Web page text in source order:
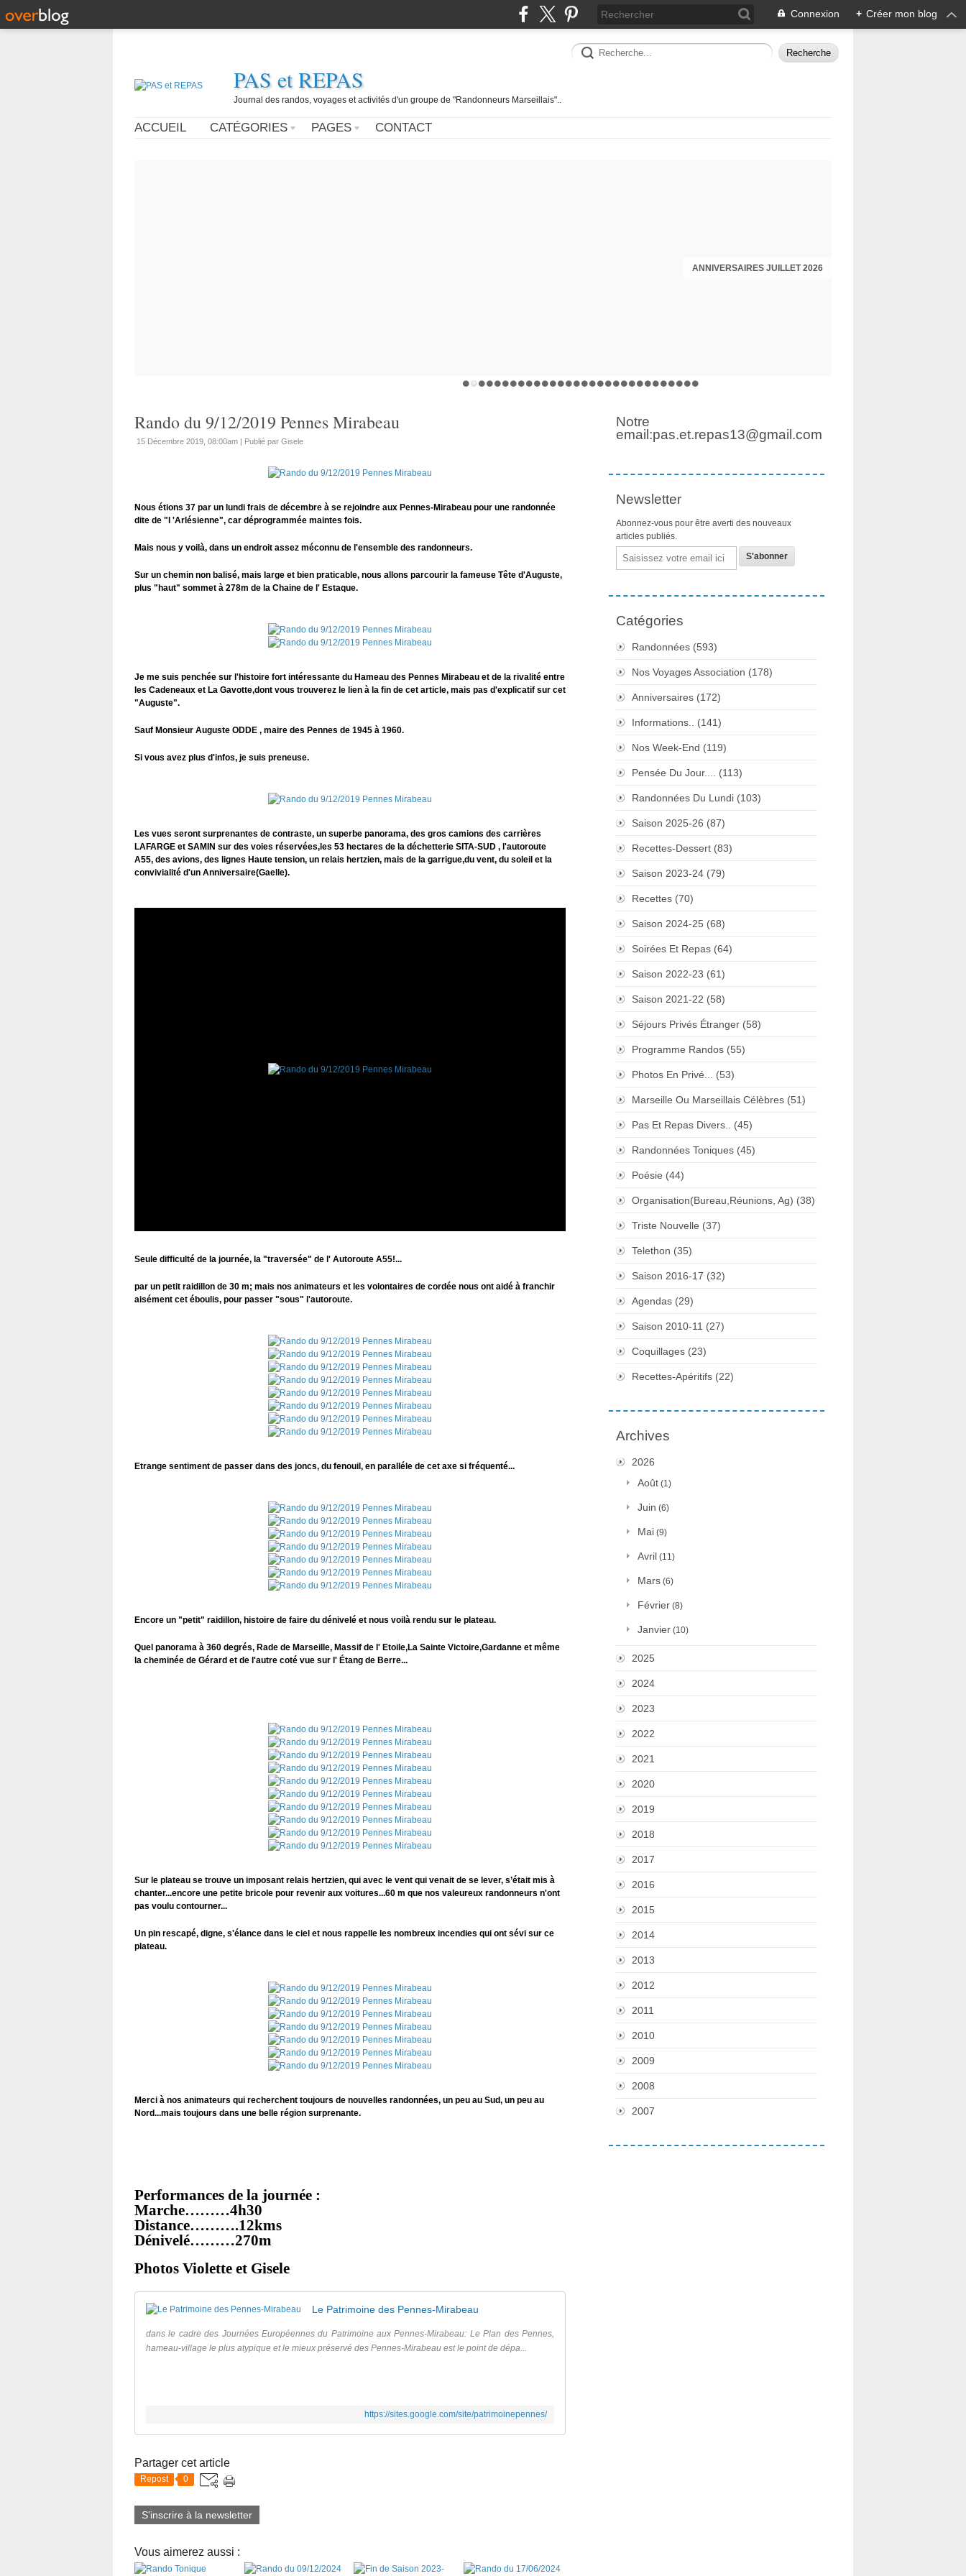
Connexion + Créer mon blog
PAS et REPAS
Journal des randos, voyages et activités d'un groupe de "Randonneurs Marseillais"..
ACCUEIL CATÉGORIES PAGES CONTACT
ANNIVERSAIRES JUILLET 2026
Rando du 9/12/2019 Pennes Mirabeau
15 Décembre 2019, 08:00am | Publié par Gisele
Nous étions 37 par un lundi frais de décembre à se rejoindre aux Pennes-Mirabeau pour une randonnée
dite de "l 'Arlésienne", car déprogrammée maintes fois.
Mais nous y voilà, dans un endroit assez méconnu de l'ensemble des randonneurs.
Sur un chemin non balisé, mais large et bien praticable, nous allons parcourir la fameuse Tête d'Auguste,
plus "haut" sommet à 278m de la Chaine de l' Estaque.
Je me suis penchée sur l'histoire fort intéressante du Hameau des Pennes Mirabeau et de la rivalité entre
les Cadeneaux et La Gavotte,dont vous trouverez le lien à la fin de cet article, mais pas d'explicatif sur cet
"Auguste".
Sauf Monsieur Auguste ODDE , maire des Pennes de 1945 à 1960.
Si vous avez plus d'infos, je suis preneuse.
Les vues seront surprenantes de contraste, un superbe panorama, des gros camions des carrières
LAFARGE et SAMIN sur des voies réservées,les 53 hectares de la déchetterie SITA-SUD , l'autoroute
A55, des avions, des lignes Haute tension, un relais hertzien, mais de la garrigue,du vent, du soleil et la
convivialité d'un Anniversaire(Gaelle).
Seule difficulté de la journée, la "traversée" de l' Autoroute A55!...
par un petit raidillon de 30 m; mais nos animateurs et les volontaires de cordée nous ont aidé à franchir
aisément cet éboulis, pour passer "sous" l'autoroute.
Etrange sentiment de passer dans des joncs, du fenouil, en paralléle de cet axe si fréquenté...
Encore un "petit" raidillon, histoire de faire du dénivelé et nous voilà rendu sur le plateau.
Quel panorama à 360 degrés, Rade de Marseille, Massif de l' Etoile,La Sainte Victoire,Gardanne et même
la cheminée de Gérard et de l'autre coté vue sur l' Étang de Berre...
Sur le plateau se trouve un imposant relais hertzien, qui avec le vent qui venait de se lever, s’était mis à
chanter...encore une petite bricole pour revenir aux voitures...60 m que nos valeureux randonneurs n'ont
pas voulu contourner...
Un pin rescapé, digne, s'élance dans le ciel et nous rappelle les nombreux incendies qui ont sévi sur ce
plateau.
Merci à nos animateurs qui recherchent toujours de nouvelles randonnées, un peu au Sud, un peu au
Nord...mais toujours dans une belle région surprenante.
Performances de la journée :
Marche………4h30
Distance……….12kms
Dénivelé………270m
Photos Violette et Gisele
Le Patrimoine des Pennes-Mirabeau
dans le cadre des Journées Européennes du Patrimoine aux Pennes-Mirabeau: Le Plan des Pennes,
hameau-village le plus atypique et le mieux préservé des Pennes-Mirabeau est le point de dépa...
https://sites.google.com/site/patrimoinepennes/
Partager cet article
Repost 0
S'inscrire à la newsletter
Vous aimerez aussi :
Notre
email:pas.et.repas13@gmail.com
Newsletter
Abonnez-vous pour être averti des nouveaux
articles publiés.
Email
Catégories
Randonnées (593)
Nos Voyages Association (178)
Anniversaires (172)
Informations.. (141)
Nos Week-End (119)
Pensée Du Jour.... (113)
Randonnées Du Lundi (103)
Saison 2025-26 (87)
Recettes-Dessert (83)
Saison 2023-24 (79)
Recettes (70)
Saison 2024-25 (68)
Soirées Et Repas (64)
Saison 2022-23 (61)
Saison 2021-22 (58)
Séjours Privés Étranger (58)
Programme Randos (55)
Photos En Privé... (53)
Marseille Ou Marseillais Célèbres (51)
Pas Et Repas Divers.. (45)
Randonnées Toniques (45)
Poésie (44)
Organisation(Bureau,Réunions, Ag) (38)
Triste Nouvelle (37)
Telethon (35)
Saison 2016-17 (32)
Agendas (29)
Saison 2010-11 (27)
Coquillages (23)
Recettes-Apéritifs (22)
Archives
2026
Août (1)
Juin (6)
Mai (9)
Avril (11)
Mars (6)
Février (8)
Janvier (10)
2025
2024
2023
2022
2021
2020
2019
2018
2017
2016
2015
2014
2013
2012
2011
2010
2009
2008
2007